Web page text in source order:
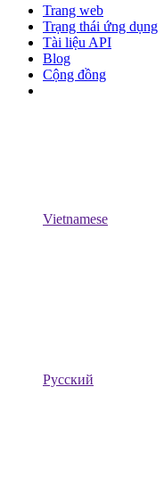
Trang web
Trạng thái ứng dụng
Tài liệu API
Blog
Cộng đồng
Vietnamese
Русский